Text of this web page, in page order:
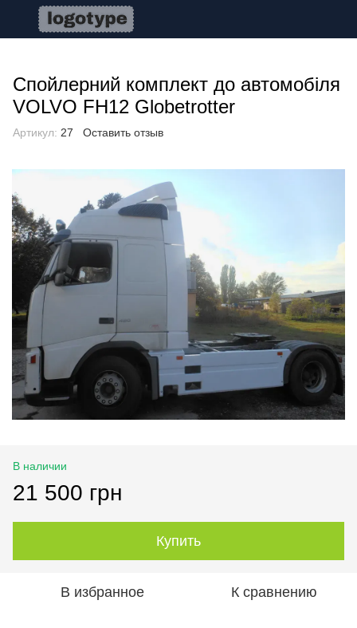
Спойлерний комплект до автомобіля
VOLVO FH12 Globetrotter
Артикул: 27 Оставить отзыв
В наличии
21 500 грн
Купить
В избранное К сравнению